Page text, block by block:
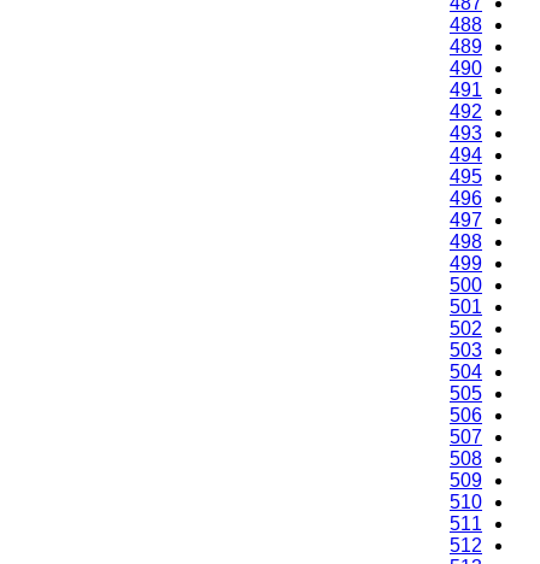
488
489
490
491
492
493
494
495
496
497
498
499
500
501
502
503
504
505
506
507
508
509
510
511
512